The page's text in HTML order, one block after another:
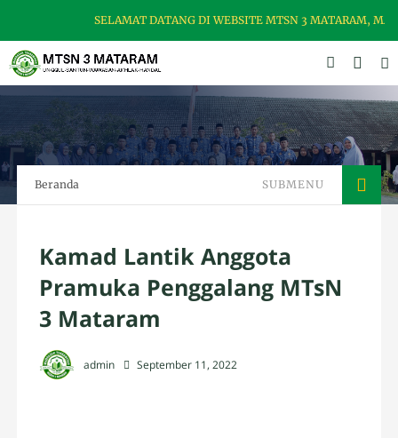
SELAMAT DATANG DI WEBSITE MTSN 3 MATARAM,
Beranda SUBMENU
Kamad Lantik Anggota
Pramuka Penggalang MTsN
3 Mataram
admin September 11, 2022